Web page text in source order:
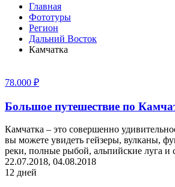
Главная
Фототуры
Регион
Дальний Восток
Камчатка
78.000 ₽
Большое путешествие по
Камчатка – это совершенно
вы можете увидеть гейзеры, вулканы,
реки, полные рыбой, альпийские луга и
22.07.2018, 04.08.2018
12 дней